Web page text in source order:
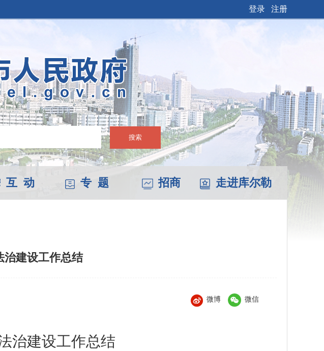
登录 注册
搜索
互 动 专 题 招商 走进库尔勒
治建设工作总结
微博 微信
治建设工作总结